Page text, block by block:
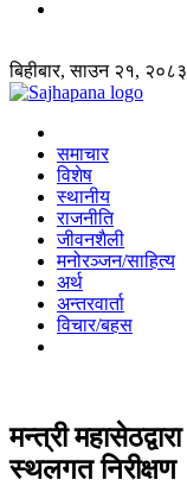
बिहीबार, साउन २१, २०८३
समाचार
विशेष
स्थानीय
राजनीति
जीवनशैली
मनोरञ्जन/साहित्य
अर्थ
अन्तरवार्ता
विचार/बहस
मन्त्री
स्थलगत निरीक्षण